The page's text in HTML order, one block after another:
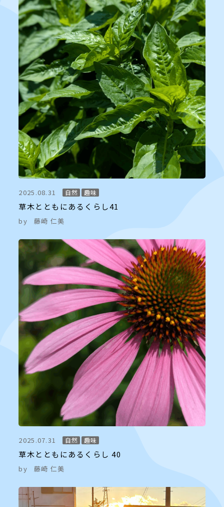
2025.08.31 自然 趣味
草木とともにあるくらし41
by 藤崎 仁美
2025.07.31 自然 趣味
草木とともにあるくらし 40
by 藤崎 仁美